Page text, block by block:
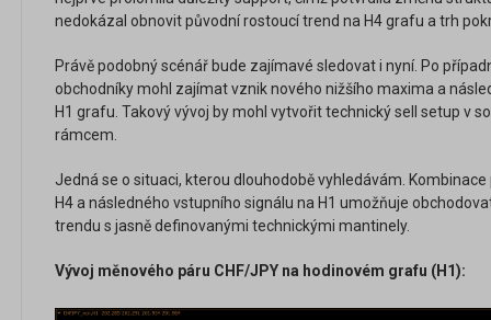
nedokázal obnovit původní rostoucí trend na H4 grafu a trh
Právě podobný scénář bude zajímavé sledovat i nyní. Po
obchodníky mohl zajímat vznik nového nižšího maxima a
H1 grafu. Takový vývoj by mohl vytvořit technický sell setup v
rámcem.
Jedná se o situaci, kterou dlouhodobě vyhledávám.
H4 a následného vstupního signálu na H1 umožňuje
trendu s jasně definovanými technickými mantinely.
Vývoj měnového páru CHF/JPY na hodinovém grafu (H1):